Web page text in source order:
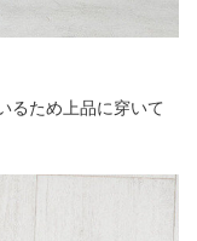
るため上品に穿いて